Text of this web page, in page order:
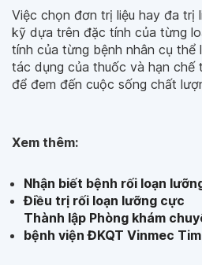
Việc chọn đơn trị liệu hay đa trị
kỹ dựa trên đặc tính của từng
tính của từng bệnh nhân cụ thể
tác dụng của thuốc và hạn chế
để đem đến cuộc sống chất
Xem thêm:
Nhận biết bệnh rối loạn
Điều trị rối loạn lưỡng cực
Thành lập Phòng khám
bệnh viện ĐKQT Vinmec